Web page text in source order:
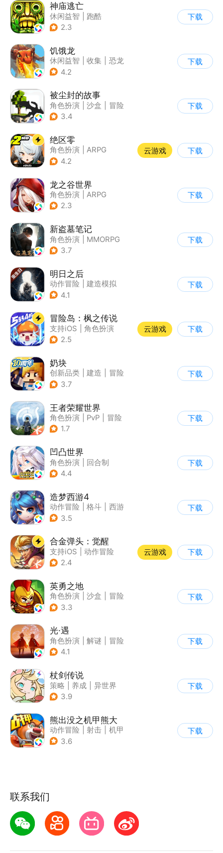
神庙逃亡
休闲益智
跑酷
| 欧美风
2.3
下载
饥饿龙
休闲益智 收集
恐龙
| 宠物
4.2
下载
被尘封的故事
角色扮演 沙盒
冒险
| 开放世界
3.4
下载
绝区零
角色扮演
ARPG
| 冒险
4.2
云游戏 下载
龙之谷世界
角色扮演
ARPG
| 奇幻
2.3
下载
新盗墓笔记
角色扮演
MMORPG
| 冒险
3.7
下载
明日之后
动作冒险
建造模拟
| 丧尸
4.1
下载
冒险岛：枫之传说
支持iOS
角色扮演
| 放置
2.5
云游戏 下载
奶块
创新品类 建造
冒险
| 开放世界
3.7
下载
王者荣耀世界
角色扮演 PvP
冒险
| 开放世界
1.7
下载
凹凸世界
角色扮演
回合制
| 动漫改编
4.4
下载
造梦西游4
动作冒险 格斗
西游
| 横版过关
3.5
下载
合金弹头：觉醒
支持iOS
动作冒险
| 射击
2.4
云游戏 下载
英勇之地
角色扮演 沙盒
冒险
| steam游戏
3.3
下载
光·遇
角色扮演 解谜
冒险
| 开放世界
4.1
下载
杖剑传说
策略 养成
异世界
| 二次元
3.9
下载
熊出没之机甲熊大
动作冒险 射击
机甲
| 熊出没
3.6
下载
联系我们